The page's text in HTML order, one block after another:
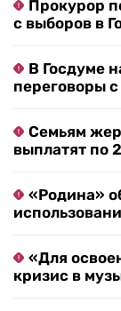
Прокурор
с выборов в
В Госдуме
переговоры
Семьям
выплатят по
«Родина»
«Для
кризис в